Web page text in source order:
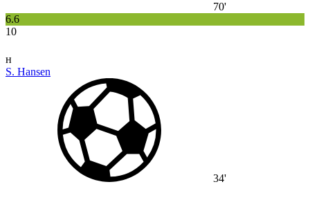
70'
6.6
10
н
S. Hansen
34'